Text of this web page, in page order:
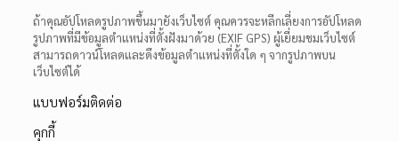
ถ้าคุณอัปโหลดรูปภาพขึ้นมายังเว็บไซต์ คุณควรจะหลีกเลี่ยงการอัปโหลด
รูปภาพที่มีข้อมูลตำแหน่งที่ตั้งฝังมาด้วย (EXIF GPS) ผู้เยี่ยมชมเว็บไซต์
สามารถดาวน์โหลดและดึงข้อมูลตำแหน่งที่ตั้งใด ๆ จากรูปภาพบน
เว็บไซต์ได้
แบบฟอร์มติดต่อ
คุกกี้